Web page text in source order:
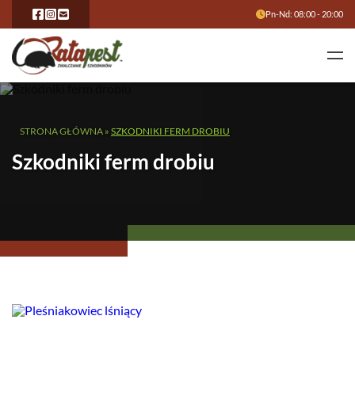
Pn-Nd: 08:00 - 20:00
STRONA GŁÓWNA » SZKODNIKI FERM DROBIU
Szkodniki ferm drobiu